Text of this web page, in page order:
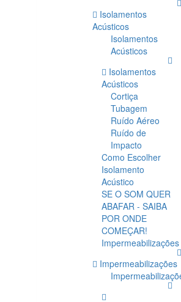
Isolamentos
Acústicos
Isolamentos
Acústicos
Isolamentos
Acústicos
Cortiça
Tubagem
Ruído Aéreo
Ruído de
Impacto
Como Escolher
Isolamento
Acústico
SE O SOM QUER
ABAFAR - SAIBA
POR ONDE
COMEÇAR!
Impermeabilizações
Impermeabilizações